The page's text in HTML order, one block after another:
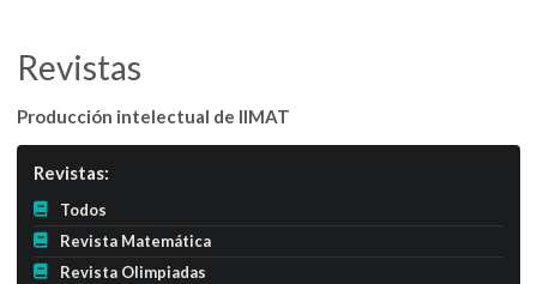
Revistas
Producción intelectual de IIMAT
Revistas:
Todos
Revista Matemática
Revista Olimpiadas